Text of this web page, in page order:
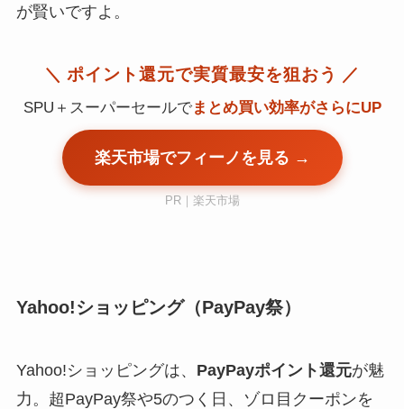
が賢いですよ。
＼ ポイント還元で実質最安を狙おう ／
SPU＋スーパーセールでまとめ買い効率がさらにUP
楽天市場でフィーノを見る →
PR｜楽天市場
Yahoo!ショッピング（PayPay祭）
Yahoo!ショッピングは、 PayPayポイント還元が魅
力。超PayPay祭や5のつく日、ゾロ目クーポンを